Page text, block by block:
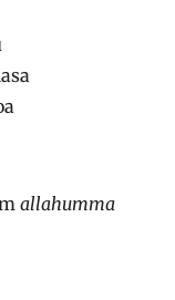
allahumma